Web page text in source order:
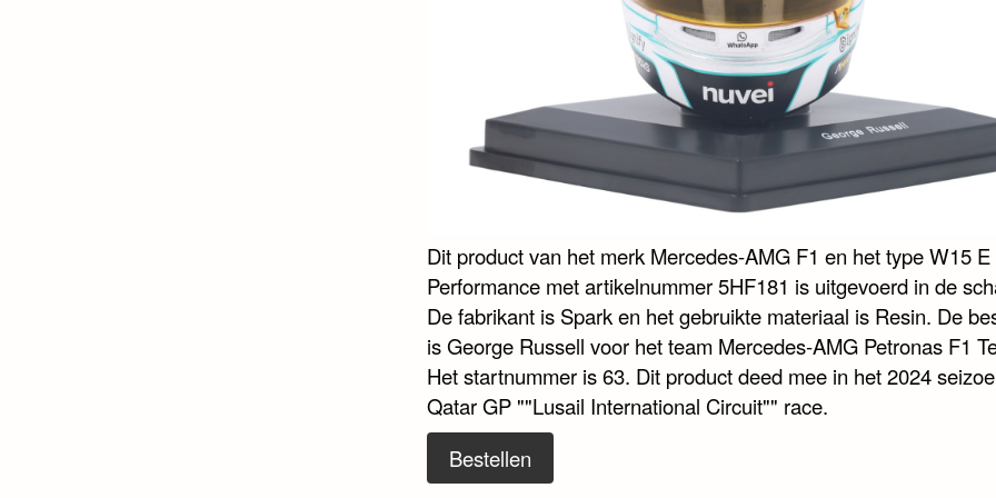
Dit product van het merk Mercedes-AMG F1 en het type W15 E
Performance met artikelnummer 5HF181 is uitgevoerd in de
De fabrikant is Spark en het gebruikte materiaal is Resin. De
is George Russell voor het team Mercedes-AMG Petronas F1
Het startnummer is 63. Dit product deed mee in het 2024
Qatar GP ""Lusail International Circuit"" race.
Bestellen